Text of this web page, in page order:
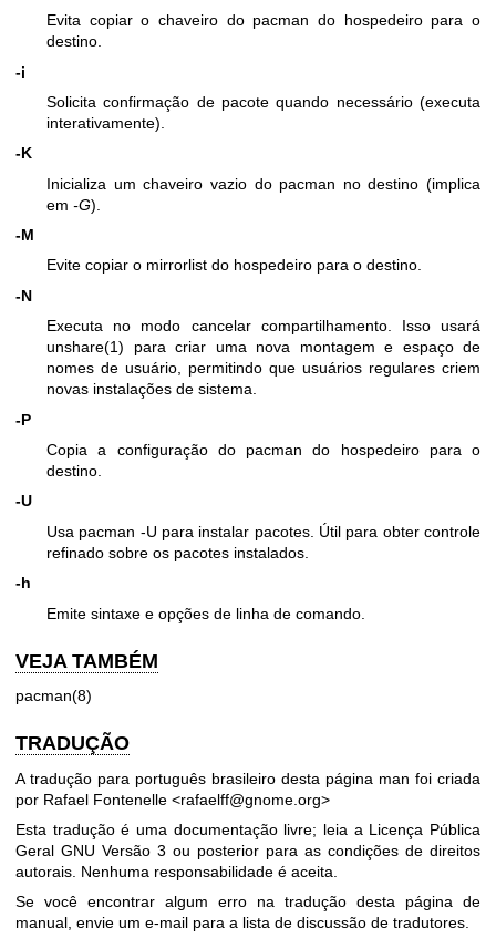
Evita copiar o chaveiro do pacman do hospedeiro para o
destino.
-i
Solicita confirmação de pacote quando necessário (executa
interativamente).
-K
Inicializa um chaveiro vazio do pacman no destino (implica
em -G).
-M
Evite copiar o mirrorlist do hospedeiro para o destino.
-N
Executa no modo cancelar compartilhamento. Isso usará
unshare(1) para criar uma nova montagem e espaço de
nomes de usuário, permitindo que usuários regulares criem
novas instalações de sistema.
-P
Copia a configuração do pacman do hospedeiro para o
destino.
-U
Usa pacman -U para instalar pacotes. Útil para obter controle
refinado sobre os pacotes instalados.
-h
Emite sintaxe e opções de linha de comando.
VEJA TAMBÉM
pacman(8)
TRADUÇÃO
A tradução para português brasileiro desta página man foi criada
por Rafael Fontenelle <rafaelff@gnome.org>
Esta tradução é uma documentação livre; leia a Licença Pública
Geral GNU Versão 3 ou posterior para as condições de direitos
autorais. Nenhuma responsabilidade é aceita.
Se você encontrar algum erro na tradução desta página de
manual, envie um e-mail para a lista de discussão de tradutores.